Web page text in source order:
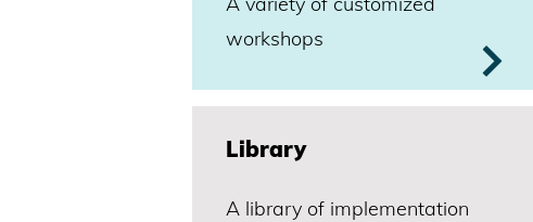
workshops
Library
A library of implementation